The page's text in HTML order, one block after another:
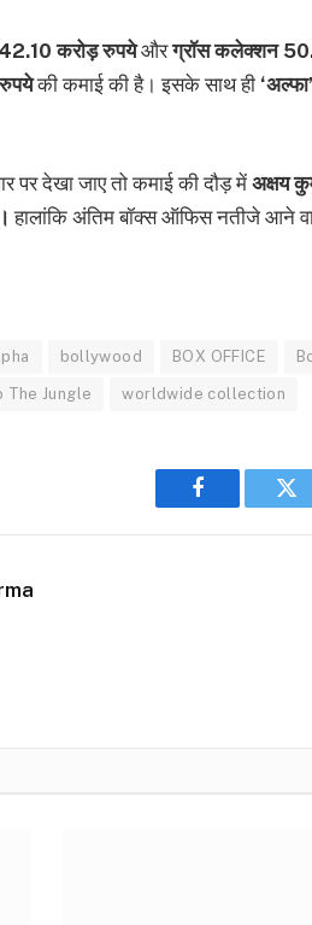
करोड़ रुपयेऔरग्रॉस कलेक्शन
की कमाई की है। इसके साथ ही
देखा जाए तो कमाई की दौड़ में अक्षय
हालांकि अंतिम बॉक्स ऑफिस नतीजे आने
bollywood BOX OFFICE
The Jungle worldwide collection
Facebook